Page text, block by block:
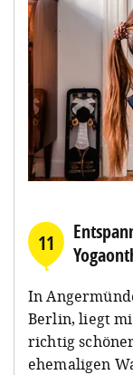
11
In
Berlin, liegt
richtig
ehemaligen